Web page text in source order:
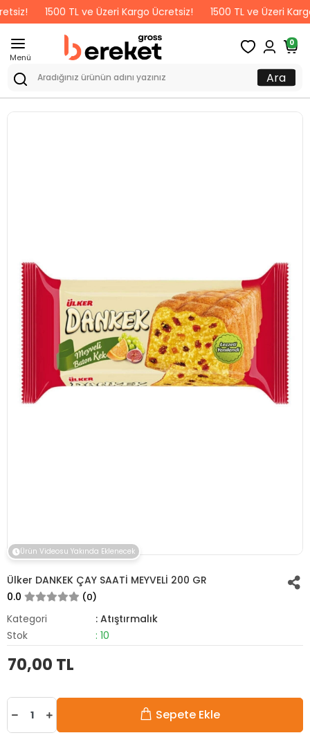
1500 TL ve Üzeri Kargo Ücretsiz! 1500 TL ve Üzeri Kargo
Menü
0
Ara
Ürün Videosu Yakında Eklenecek
Ülker DANKEK ÇAY SAATİ MEYVELİ 200 GR
0.0
(0)
Kategori
: Atıştırmalık
Stok
: 10
70,00 TL
Sepete Ekle